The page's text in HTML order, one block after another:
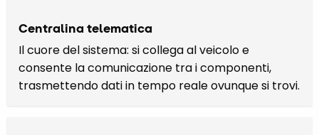
Centralina telematica
Il cuore del sistema: si collega al veicolo e
consente la comunicazione tra i componenti,
trasmettendo dati in tempo reale ovunque si trovi.